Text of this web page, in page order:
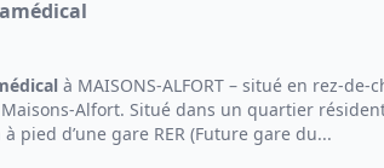
à MAISONS-ALFORT – situé en rez-
Alfort. Situé dans un quartier
pied d’une gare RER (Future gare du...